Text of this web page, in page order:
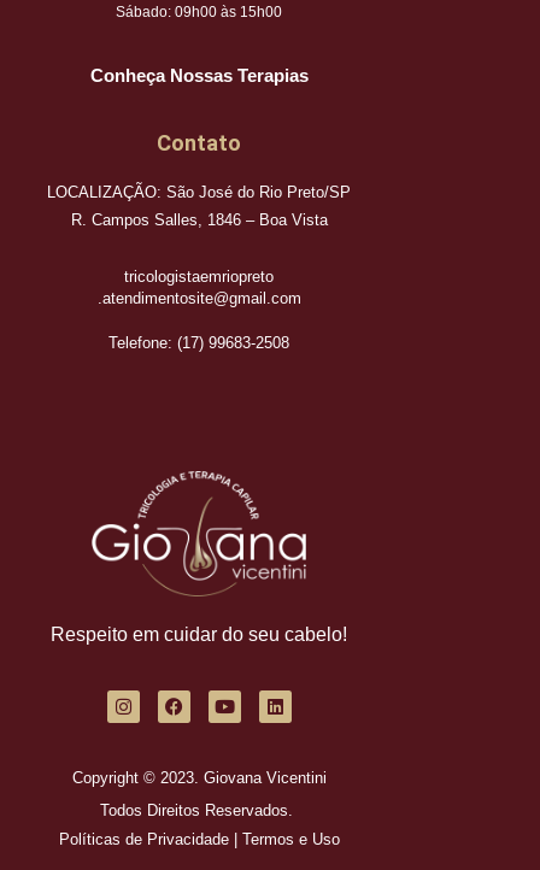
Sábado: 09h00 às 15h00
Conheça Nossas Terapias
Contato
LOCALIZAÇÃO: São José do Rio Preto/SP
R. Campos Salles, 1846 – Boa Vista
tricologistaemriopreto
.atendimentosite@gmail.com
Telefone: (17) 99683-2508
Respeito em cuidar do seu cabelo!
Copyright © 2023. Giovana Vicentini
Todos Direitos Reservados.
Políticas de Privacidade| Termos e Uso